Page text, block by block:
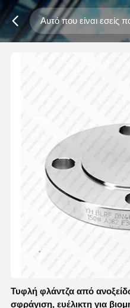
Τυφλή φλάντζα από
σφράγιση, ευέλικτη για